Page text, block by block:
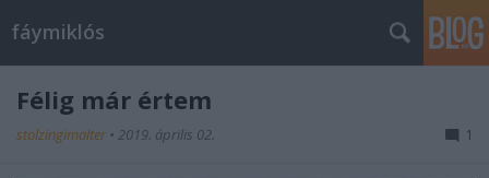
fáymiklós
Félig már értem
stolzingimalter • 2019. április 02. 1